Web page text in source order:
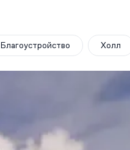
Благоустройство Холл